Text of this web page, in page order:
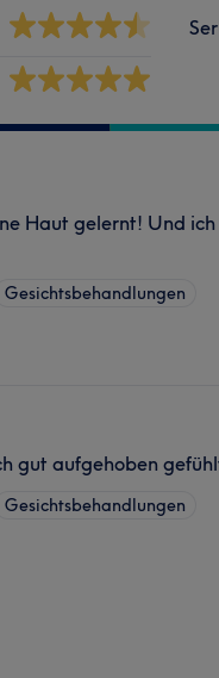
Haut gelernt! Und
Gesichtsbehandlungen
gut aufgehoben
Gesichtsbehandlungen